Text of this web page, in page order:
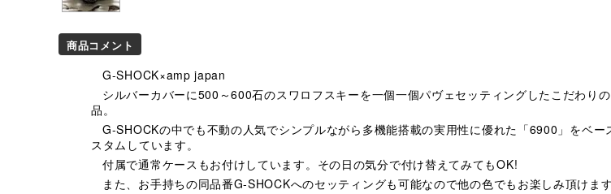
商品コメント
G-SHOCK×amp japan
シルバーカバーに500～600石のスワロフスキーを一個一個パヴェセッティングしたこだわり
品。
G-SHOCKの中でも不動の人気でシンプルながら多機能搭載の実用性に優れた「6900」をベー
スタムしています。
付属で通常ケースもお付けしています。その日の気分で付け替えてみてもOK!
また、お手持ちの同品番G-SHOCKへのセッティングも可能なので他の色でもお楽しみ頂けます